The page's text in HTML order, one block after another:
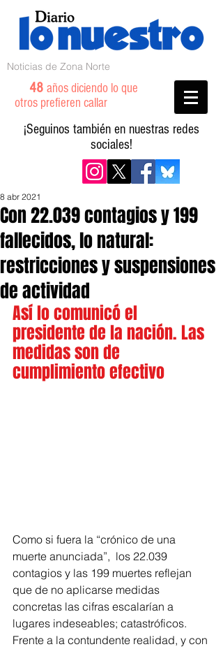
Noticias de Zona Norte
48 años diciendo lo que
otros prefieren callar
¡Seguinos también en nuestras redes
sociales!
Con 22.039 contagios y 199
fallecidos, lo natural:
restricciones y suspensiones
de actividad
8 abr 2021
Así lo comunicó el
presidente de la nación. Las
medidas son de
cumplimiento efectivo
Como si fuera la “crónico de una
muerte anunciada”,  los 22.039
contagios y las 199 muertes reflejan
que de no aplicarse medidas
concretas las cifras escalarían a
lugares indeseables; catastróficos.
Frente a la contundente realidad, y con